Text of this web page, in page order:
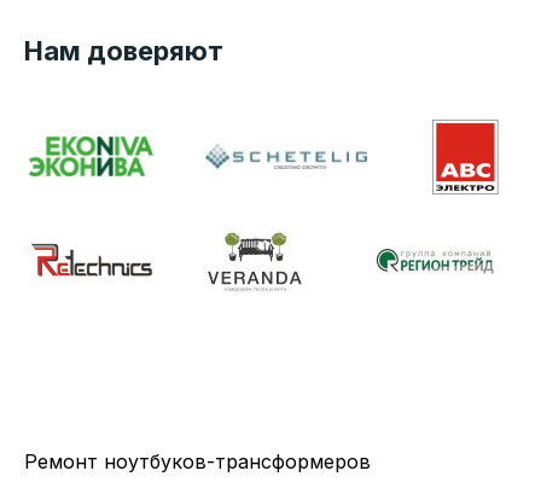
Нам доверяют
Ремонт ноутбуков-трансформеров